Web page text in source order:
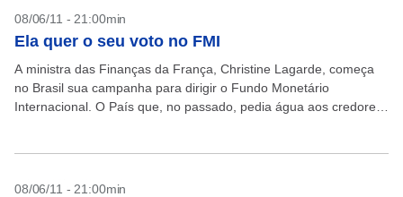
08/06/11 - 21:00min
Ela quer o seu voto no FMI
A ministra das Finanças da França, Christine Lagarde, começa
no Brasil sua campanha para dirigir o Fundo Monetário
Internacional. O País que, no passado, pedia água aos credores
08/06/11 - 21:00min